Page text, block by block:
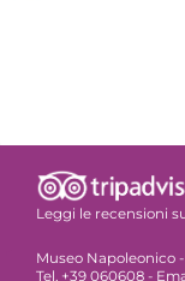
Leggi le recensioni
Museo Napoleonico
Tel. +39 060608 -